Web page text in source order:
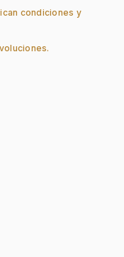
condiciones y